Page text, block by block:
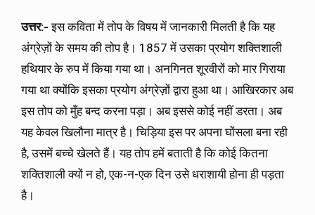
उत्तर:-इस कविता में तोप के विषय में जानकारी मिलती है कि यह
अंग्रेज़ों के समय की तोप है। 1857 में उसका प्रयोग शक्तिशाली
हथियार के रुप में किया गया था। अनगिनत शूरवीरों को मार गिराया
गया था क्योंकि इसका प्रयोग अंग्रेज़ों द्वारा हुआ था। आखिरकार अब
इस तोप को मुँह बन्द करना पड़ा। अब इससे कोई नहीं डरता। अब
यह केवल खिलौना मात्र है। चिड़िया इस पर अपना घोंसला बना रही
है, उसमें बच्चे खेलते हैं। यह तोप हमें बताती है कि कोई कितना
शक्तिशाली क्यों न हो, एक-न-एक दिन उसे धराशायी होना ही पड़ता
है।